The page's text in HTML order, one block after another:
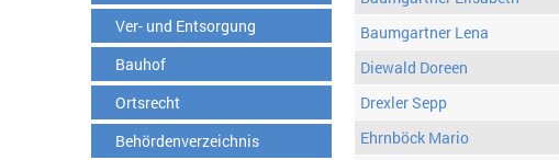
Ver- und Entsorgung
Bauhof
Ortsrecht
Behördenverzeichnis
Baumgartner Lena
Diewald Doreen
Drexler Sepp
Ehrnböck Mario